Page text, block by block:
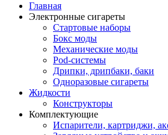
Главная
Электронные сигареты
Стартовые наборы
Бокс моды
Механические моды
Pod-системы
Дрипки, дрипбаки, баки
Одноразовые сигареты
Жидкости
Конструкторы
Комплектующие
Испарители, картриджи,